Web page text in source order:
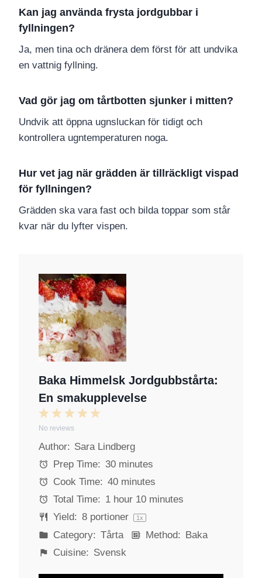
Kan jag använda frysta jordgubbar i
fyllningen?
Ja, men tina och dränera dem först för att undvika
en vattnig fyllning.
Vad gör jag om tårtbotten sjunker i mitten?
Undvik att öppna ugnsluckan för tidigt och
kontrollera ugntemperaturen noga.
Hur vet jag när grädden är tillräckligt vispad
för fyllningen?
Grädden ska vara fast och bilda toppar som står
kvar när du lyfter vispen.
Baka Himmelsk Jordgubbstårta:
En smakupplevelse
5
t
a
r
4
t
a
r
s
3
t
a
r
s
2
S
t
a
r
s
1
S
t
a
No reviews
Author: Sara Lindberg
Prep Time: 30 minutes
Cook Time: 40 minutes
Total Time: 1 hour 10 minutes
Yield: 8portioner 1x
Category: Tårta Method: Baka
Cuisine: Svensk